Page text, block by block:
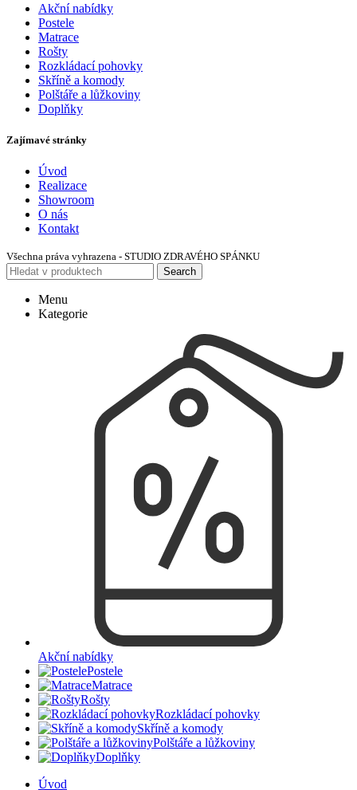
Akční nabídky
Postele
Matrace
Rošty
Rozkládací pohovky
Skříně a komody
Polštáře a lůžkoviny
Doplňky
Zajímavé stránky
Úvod
Realizace
Showroom
O nás
Kontakt
Všechna práva vyhrazena - STUDIO ZDRAVÉHO SPÁNKU
Search
Menu
Kategorie
Akční nabídky
Postele
Matrace
Rošty
Rozkládací pohovky
Skříně a komody
Polštáře a lůžkoviny
Doplňky
Úvod